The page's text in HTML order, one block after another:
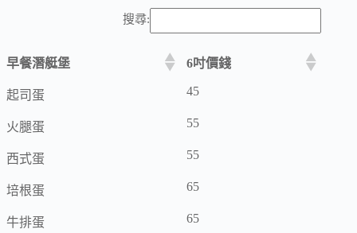
搜尋:
早餐潛艇堡 6吋價錢
起司蛋 45
火腿蛋 55
西式蛋 55
培根蛋 65
牛排蛋 65